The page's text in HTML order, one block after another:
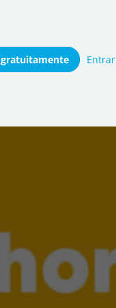
gratuitamente Entrar